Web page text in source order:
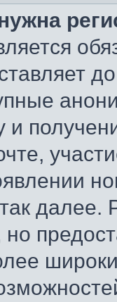
и
далее.
но